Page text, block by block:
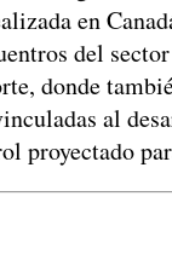
en
del
donde
al
proyectado